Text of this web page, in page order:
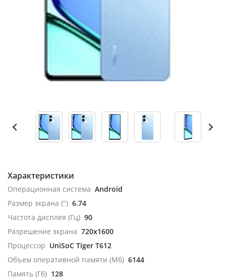
Характеристики
Операционная система Android
Размер экрана (") 6.74
Частота дисплея (Гц) 90
Разрешение экрана 720x1600
Процессор UniSoC Tiger T612
Объем оперативной памяти (Мб) 6144
Память (Гб) 128